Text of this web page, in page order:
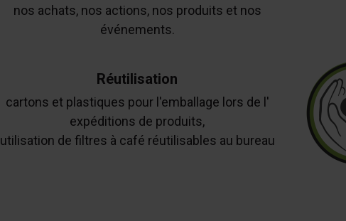
nos achats, nos actions, nos produits et nos
événements.
Réutilisation
cartons et plastiques pour l'emballage lors de l'
expéditions de produits,
utilisation de filtres à café réutilisables au bureau